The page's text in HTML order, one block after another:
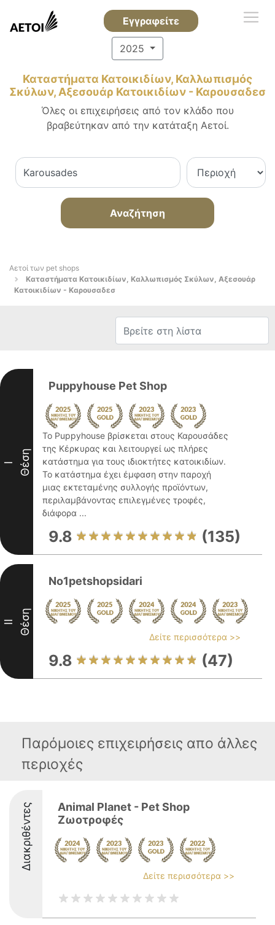
Εγγραφείτε
2025
Καταστήματα Κατοικιδίων, Καλλωπισμός
Σκύλων, Αξεσουάρ Κατοικιδίων - Καρουσαδεσ
Όλες οι επιχειρήσεις από τον κλάδο που
βραβεύτηκαν από την κατάταξη Αετοί.
Αναζήτηση
Αετοί των pet shops
Καταστήματα Κατοικιδίων, Καλλωπισμός Σκύλων, Αξεσουάρ
Κατοικιδίων - Καρουσαδεσ
I Θέση
Puppyhouse Pet Shop
Το Puppyhouse βρίσκεται στους Καρουσάδες
της Κέρκυρας και λειτουργεί ως πλήρες
κατάστημα για τους ιδιοκτήτες κατοικιδίων.
Το κατάστημα έχει έμφαση στην παροχή
μιας εκτεταμένης συλλογής προϊόντων,
περιλαμβάνοντας επιλεγμένες τροφές,
διάφορα ...
9.8 (135)
II Θέση
No1petshopsidari
Δείτε περισσότερα >>
9.8 (47)
Παρόμοιες επιχειρήσεις απο άλλες
περιοχές
Διακριθέντες
Animal Planet - Pet Shop
Ζωοτροφές
Δείτε περισσότερα >>